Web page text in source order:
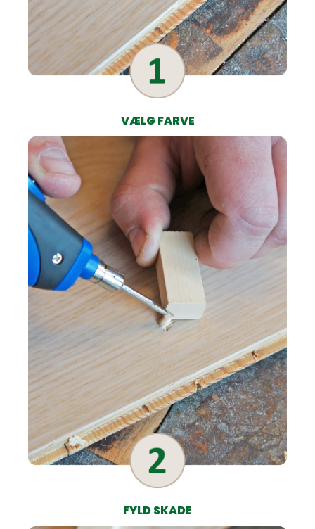
VÆLG FARVE
FYLD SKADE